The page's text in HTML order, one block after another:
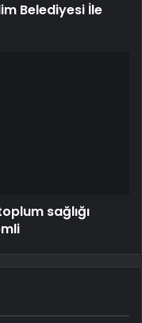
Belediyesi İle
sağlığı